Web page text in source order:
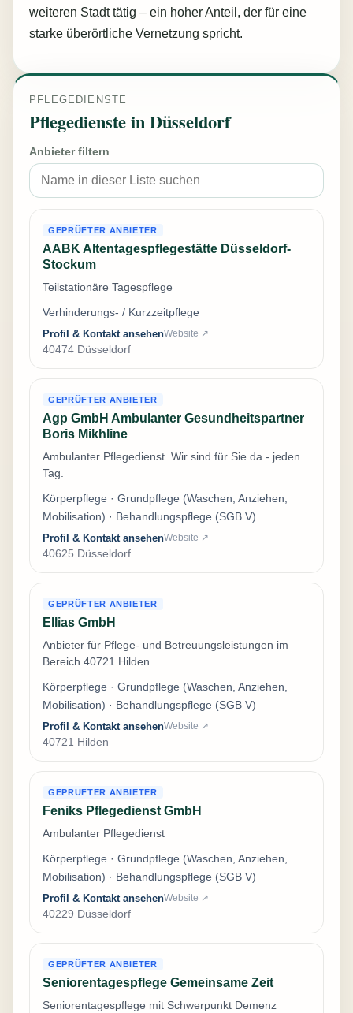
weiteren Stadt tätig – ein hoher Anteil, der für eine
starke überörtliche Vernetzung spricht.
PFLEGEDIENSTE
Pflegedienste in Düsseldorf
Anbieter filtern
GEPRÜFTER ANBIETER
AABK Altentagespflegestätte Düsseldorf-
Stockum
Teilstationäre Tagespflege
Verhinderungs- / Kurzzeitpflege
Profil & Kontakt ansehenWebsite ↗
40474 Düsseldorf
GEPRÜFTER ANBIETER
Agp GmbH Ambulanter Gesundheitspartner
Boris Mikhline
Ambulanter Pflegedienst. Wir sind für Sie da - jeden
Tag.
Körperpflege · Grundpflege (Waschen, Anziehen,
Mobilisation) · Behandlungspflege (SGB V)
Profil & Kontakt ansehenWebsite ↗
40625 Düsseldorf
GEPRÜFTER ANBIETER
Ellias GmbH
Anbieter für Pflege- und Betreuungsleistungen im
Bereich 40721 Hilden.
Körperpflege · Grundpflege (Waschen, Anziehen,
Mobilisation) · Behandlungspflege (SGB V)
Profil & Kontakt ansehenWebsite ↗
40721 Hilden
GEPRÜFTER ANBIETER
Feniks Pflegedienst GmbH
Ambulanter Pflegedienst
Körperpflege · Grundpflege (Waschen, Anziehen,
Mobilisation) · Behandlungspflege (SGB V)
Profil & Kontakt ansehenWebsite ↗
40229 Düsseldorf
GEPRÜFTER ANBIETER
Seniorentagespflege Gemeinsame Zeit
Seniorentagespflege mit Schwerpunkt Demenz